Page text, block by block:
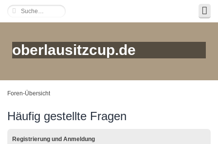
oberlausitzcup.de
Foren-Übersicht
Häufig gestellte Fragen
Registrierung und Anmeldung